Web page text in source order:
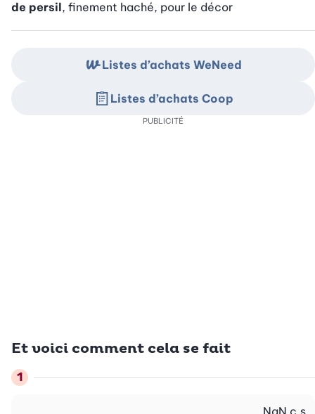
de persil, finement haché, pour le décor
Et voici comment cela se fait
Listes d’achats WeNeed
Listes d’achats Coop
PUBLICITÉ